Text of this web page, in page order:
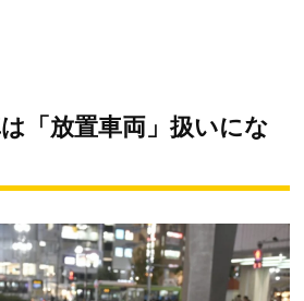
「放置車両」扱いにな